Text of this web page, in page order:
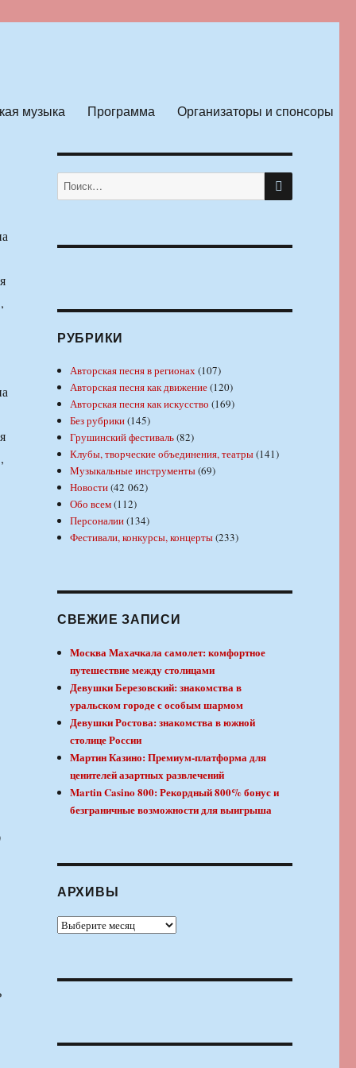
музыка Программа Организаторы и спонсоры
Искать: ПОИСК
РУБРИКИ
Авторская песня в регионах(107)
Авторская песня как движение(120)
Авторская песня как искусство (169)
Без рубрики(145)
Грушинский фестиваль(82)
Клубы, творческие объединения, театры(141)
Музыкальные инструменты(69)
Новости(42 062)
Обо всем(112)
Персоналии(134)
Фестивали, конкурсы, концерты(233)
СВЕЖИЕ ЗАПИСИ
Москва Махачкала самолет: комфортное
путешествие между столицами
Девушки Березовский: знакомства в
уральском городе с особым шармом
Девушки Ростова: знакомства в южной
столице России
Мартин Казино: Премиум-платформа для
ценителей азартных развлечений
Martin Casino 800: Рекордный 800% бонус и
безграничные возможности для выигрыша
АРХИВЫ
Архивы